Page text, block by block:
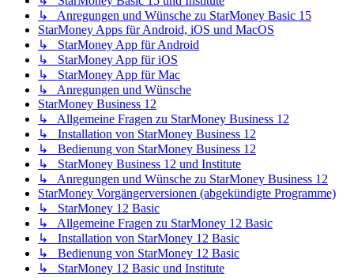
↳ Anregungen und Wünsche zu StarMoney Basic 15
StarMoney Apps für Android, iOS und MacOS
↳ StarMoney App für Android
↳ StarMoney App für iOS
↳ StarMoney App für Mac
↳ Anregungen und Wünsche
StarMoney Business 12
↳ Allgemeine Fragen zu StarMoney Business 12
↳ Installation von StarMoney Business 12
↳ Bedienung von StarMoney Business 12
↳ StarMoney Business 12 und Institute
↳ Anregungen und Wünsche zu StarMoney Business 12
StarMoney Vorgängerversionen (abgekündigte Programme)
↳ StarMoney 12 Basic
↳ Allgemeine Fragen zu StarMoney 12 Basic
↳ Installation von StarMoney 12 Basic
↳ Bedienung von StarMoney 12 Basic
↳ StarMoney 12 Basic und Institute